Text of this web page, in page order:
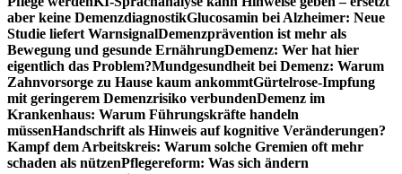
aber keine DemenzdiagnostikGlucosamin bei Alzheimer: Neue
Studie liefert WarnsignalDemenzprävention ist mehr als
Bewegung und gesunde ErnährungDemenz: Wer hat hier
eigentlich das Problem?Mundgesundheit bei Demenz: Warum
Zahnvorsorge zu Hause kaum ankommtGürtelrose-Impfung
mit geringerem Demenzrisiko verbundenDemenz im
Krankenhaus: Warum Führungskräfte handeln
müssenHandschrift als Hinweis auf kognitive Veränderungen?
Kampf dem Arbeitskreis: Warum solche Gremien oft mehr
schaden als nützenPflegereform: Was sich ändern